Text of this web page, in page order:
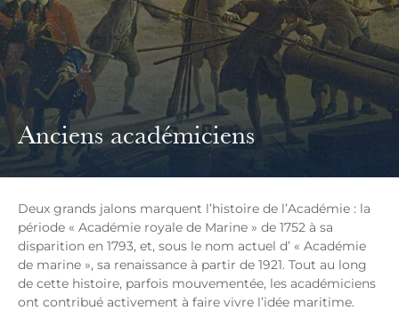
Anciens académiciens
Deux grands jalons marquent l’histoire de l’Académie : la
période « Académie royale de Marine » de 1752 à sa
disparition en 1793, et, sous le nom actuel d’ « Académie
de marine », sa renaissance à partir de 1921. Tout au long
de cette histoire, parfois mouvementée, les académiciens
ont contribué activement à faire vivre l’idée maritime.